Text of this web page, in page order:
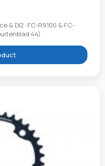
& DI2: FC-R9100 & FC-
44)